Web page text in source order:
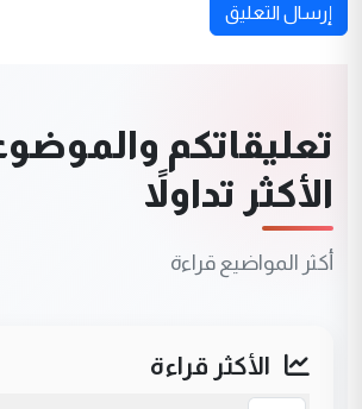
إرسال التعليق
تعليقاتكم
الأكثر تداولاً
أكثر المواضيع قراءة
الأكثر قراءة